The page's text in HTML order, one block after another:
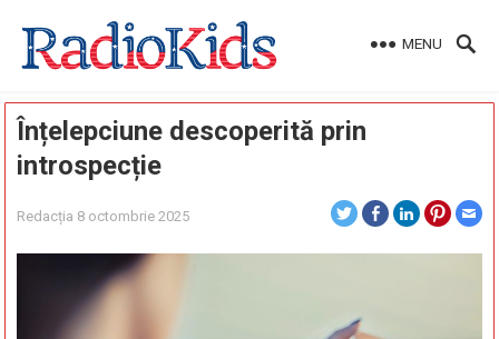
MENU
Înțelepciune descoperită prin
introspecție
Redacția 8 octombrie 2025